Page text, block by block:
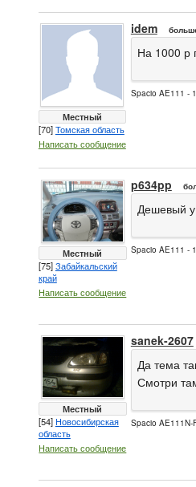
Местный
[70]Томская область
Написать сообщение
idem
На 1000 р
Spacio AE111 -
Местный
[75]Забайкальский
край
Написать сообщение
p634pp
Дешевый у
Spacio AE111 -
Местный
[54]Новосибирская
область
Написать сообщение
sanek-2607
Да тема
Смотри
Spacio AE111N-